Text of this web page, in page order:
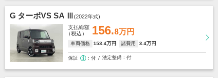
G ターボVS SA Ⅲ (2022年式)
156.8万円
支払総額
（税込）
車両価格 153 .4万円 諸費用 3 .4万円
保証 付 法定整備 付